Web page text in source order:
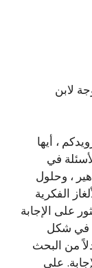
لابن
، أيها
في
، وحلول
الفكرية
على الإجابة
في شكل
من البحث
على